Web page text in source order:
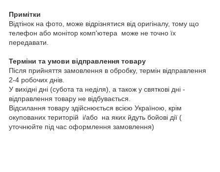
Примітки
Відтінок на фото, може відрізнятися від оригіналу, тому що
телефон або монітор комп'ютера може не точно їх
передавати.
Терміни та умови відправлення товару
Після прийняття замовлення в обробку, термін відправлення
2-4 робочих днів.
У вихідні дні (субота та неділя), а також у святкові дні -
відправлення товару не відбувається.
Відсилання товару здійснюється всією Україною, крім
окупованих територій і/або на яких йдуть бойові дії (
уточнюйте під час оформлення замовлення)